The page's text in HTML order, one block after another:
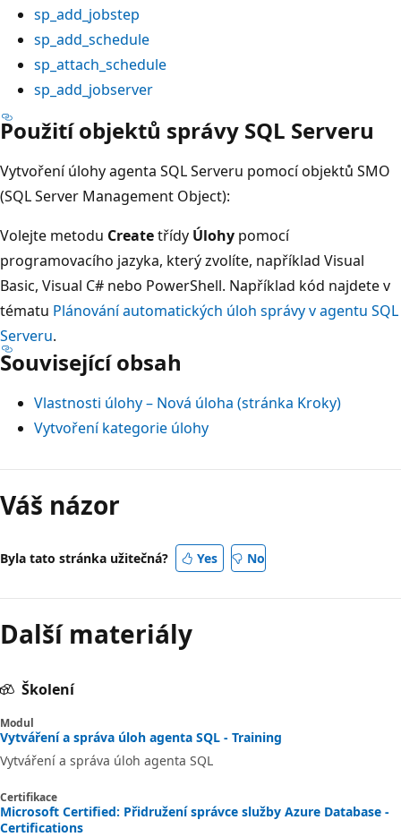
sp_add_jobstep
sp_add_schedule
sp_attach_schedule
sp_add_jobserver
Použití objektů správy SQL Serveru
Vytvoření úlohy agenta SQL Serveru pomocí objektů SMO
(SQL Server Management Object):
Volejte metodu Createtřídy Úlohy pomocí
programovacího jazyka, který zvolíte, například Visual
Basic, Visual C# nebo PowerShell. Například kód najdete v
tématu Plánování automatických úloh správy v agentu SQL
Serveru.
Související obsah
Vlastnosti úlohy – Nová úloha (stránka Kroky)
Vytvoření kategorie úlohy
Váš názor
Byla tato stránka užitečná? Yes No
Další materiály
Školení
Modul
Vytváření a správa úloh agenta SQL - Training
Vytváření a správa úloh agenta SQL
Certifikace
Microsoft Certified: Přidružení správce služby Azure Database -
Certifications